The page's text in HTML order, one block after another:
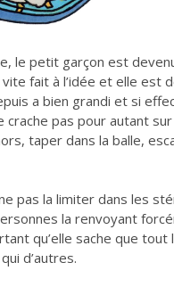
le petit garçon est
fait à l’idée et elle est
a bien grandi et si
pas pour autant
taper dans la balle,
pas la limiter dans les
la renvoyant
qu’elle sache que tout
d’autres.